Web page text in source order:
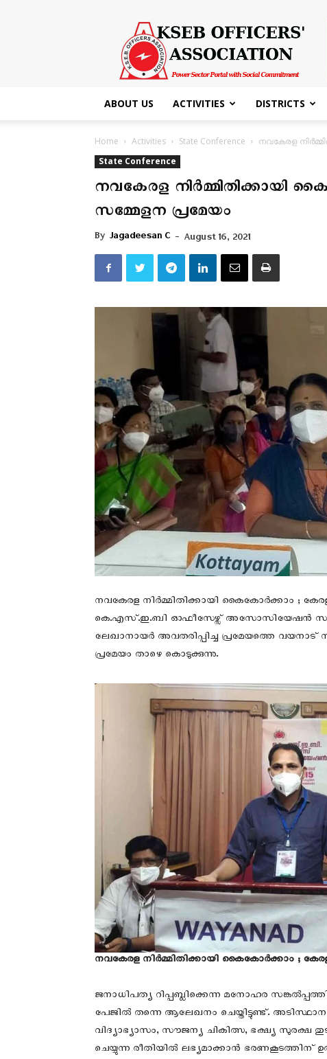
KSEB
Officers'
Association
ABOUT US ACTIVITIES DISTRICTS
Home Activities State Conference
നവകേരള
State Conference
നവകേരള നിർമ്മിതിക്കായി
സമ്മേളന പ്രമേയം
By Jagadeesan C - August 16, 2021
നവകേരള നിർമ്മിതിക്കായി കൈകോര്‍ക്കാം ;
കെ.എസ്.ഇ.ബി ഓഫീസേഴ്സ് അസോസിയേഷന്‍
ലേഖാനായര്‍ അവതരിപ്പിച്ച പ്രമേയത്തെ വയനാട്
പ്രമേയം താഴെ കൊടുക്കുന്നു.
നവകേരള നിർമ്മിതിക്കായി കൈകോര്‍ക്കാം ;
ജനാധിപത്യ റിപ്പബ്ലിക്കെന്ന മനോഹര
പേജിൽ തന്നെ ആലേഖനം ചെയ്തിട്ടുണ്ട്.
വിദ്യാഭ്യാസം, സൗജന്യ ചികിത്സ, ഭക്ഷ്യ
ചെയ്യുന്ന രീതിയിൽ ലഭ്യമാക്കാന്‍ ഭരണകൂടത്തിന്